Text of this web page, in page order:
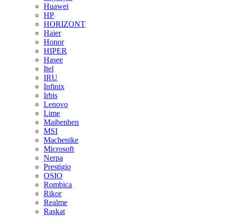
Huawei
HP
HORIZONT
Haier
Honor
HIPER
Hasee
Itel
IRU
Infinix
Irbis
Lenovo
Lime
Maibenben
MSI
Machenike
Microsoft
Nerpa
Prestigio
OSIO
Rombica
Rikor
Realme
Raskat